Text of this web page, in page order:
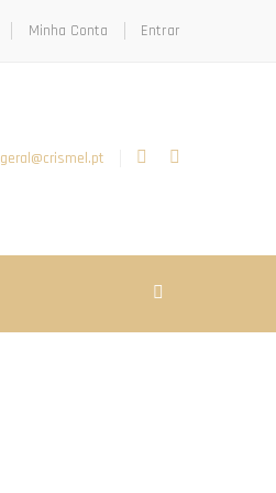
Minha Conta Entrar
geral@crismel.pt